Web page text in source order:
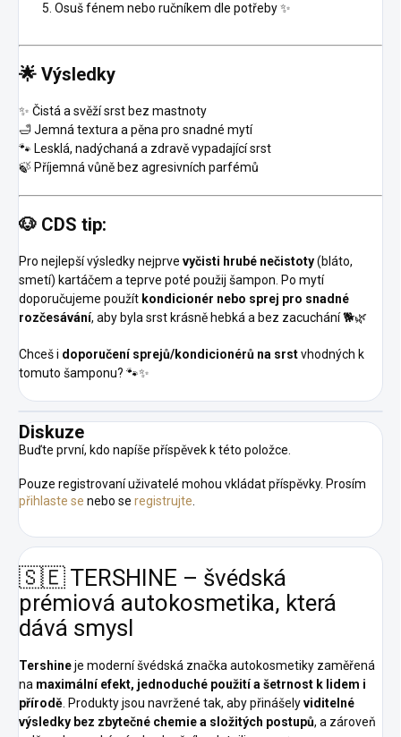
Osuš fénem nebo ručníkem dle potřeby ✨
🌟 Výsledky
✨ Čistá a svěží srst bez mastnoty
🛁 Jemná textura a pěna pro snadné mytí
🐾 Lesklá, nadýchaná a zdravě vypadající srst
🍃 Příjemná vůně bez agresivních parfémů
🐶 CDS tip:
Pro nejlepší výsledky nejprve vyčisti hrubé nečistoty(bláto,
smetí) kartáčem a teprve poté použij šampon. Po mytí
doporučujeme použít kondicionér nebo sprej pro snadné
rozčesávání, aby byla srst krásně hebká a bez zacuchání 🐕🌿
Chceš i doporučení sprejů/kon­dicionérů na srstvhodných k
tomuto šamponu? 🐾✨
Diskuze
Buďte první, kdo napíše příspěvek k této položce.
Pouze registrovaní uživatelé mohou vkládat příspěvky. Prosím
přihlaste se nebo se registrujte.
🇸🇪 TERSHINE – švédská
prémiová autokosmetika, která
dává smysl
Tershineje moderní švédská značka autokosmetiky zaměřená
na maximální efekt, jednoduché použití a šetrnost k lidem i
přírodě . Produkty jsou navržené tak, aby přinášelyviditelné
výsledky bez zbytečné chemie a složitých postupů, a zároveň